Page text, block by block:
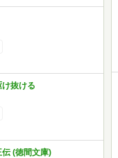
抜ける
(徳間文庫)